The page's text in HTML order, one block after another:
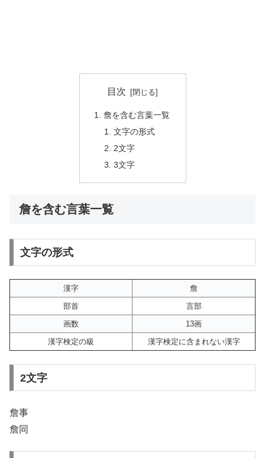
目次
詹を含む言葉一覧
文字の形式
2文字
3文字
詹を含む言葉一覧
文字の形式
漢字
詹
部首
言部
画数
13画
漢字検定の級
漢字検定に含まれない漢字
2文字
詹事
詹同